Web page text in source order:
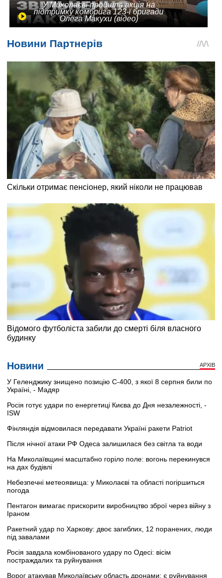
У Миколаєві пройшла акція на
підтримку комбрига 123-ї бригади
Олега Макухи (відео)
Новини АРХІВ
У Геленджику знищено позицію С-400, з якої 8 серпня били по
Україні, - Мадяр
Росія готує удари по енергетиці Києва до Дня незалежності, -
ISW
Фінляндія відмовилася передавати Україні ракети Patriot
Після нічної атаки РФ Одеса залишилася без світла та води
На Миколаївщині масштабно горіло поле: вогонь перекинувся
на дах будівлі
Небезпечні метеоявища: у Миколаєві та області погіршиться
погода
Пентагон вимагає прискорити виробництво зброї через війну з
Іраном
Ракетний удар по Харкову: двоє загиблих, 12 поранених, люди
під завалами
Росія завдала комбінованого удару по Одесі: вісім
постраждалих та руйнування
Ворог атакував Миколаївську область дронами: є руйнування